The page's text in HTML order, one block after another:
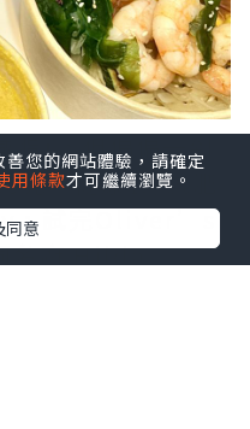
💃，但偏偏一到
見「健康餐/減肥
，試完Oliver’s
名廚 Hilda
您的網站體驗，請確定
用條款才可繼續瀏覽。
同意